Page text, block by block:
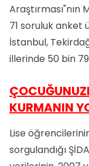
Araştırması"nın
71 soruluk anket
İstanbul,
illerinde 50 bin
KURMANIN
Lise
sorgulandığı